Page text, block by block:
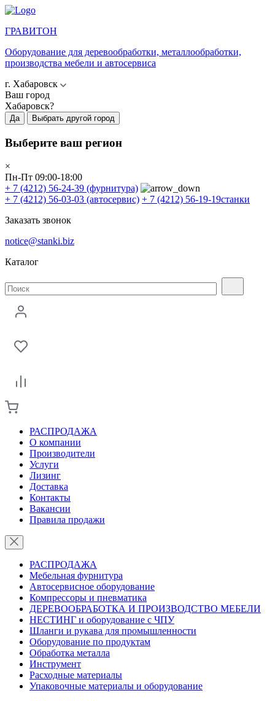
ГРАВИТОН
Оборудование для деревообработки, металлообработки,
производства мебели и автосервиса
г. Хабаровск
Ваш город
Хабаровск?
Да Выбрать другой город
Выберите ваш регион
×
Пн-Пт 09:00-18:00
+ 7 (4212) 56-24-39 (фурнитура)
+ 7 (4212) 56-03-03 (автосервис) + 7 (4212) 56-19-19станки
Заказать звонок
notice@stanki.biz
Каталог
РАСПРОДАЖА
О компании
Производители
Услуги
Лизинг
Доставка
Контакты
Вакансии
Правила продажи
РАСПРОДАЖА
Мебельная фурнитура
Автосервисное оборудование
Компрессоры и пневматика
ДЕРЕВООБРАБОТКА И ПРОИЗВОДСТВО МЕБЕЛИ
НЕСТИНГ и оборудование с ЧПУ
Шланги и рукава для промышленности
Оборудование по продуктам
Обработка металла
Инструмент
Расходные материалы
Упаковочные материалы и оборудование